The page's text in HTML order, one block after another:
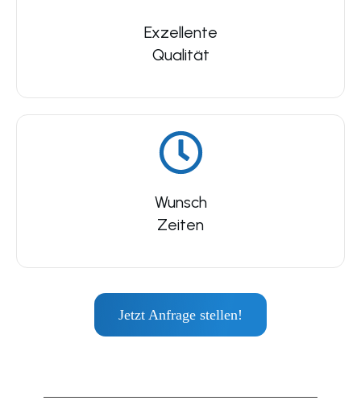
Exzellente
Qualität
Wunsch
Zeiten
Jetzt Anfrage stellen!